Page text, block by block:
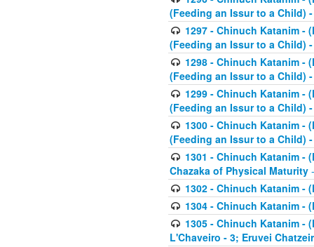
(Feeding an Issur to a Child)
1297 - Chinuch Katanim -
(Feeding an Issur to a Child)
1298 - Chinuch Katanim -
(Feeding an Issur to a Child)
1299 - Chinuch Katanim -
(Feeding an Issur to a Child)
1300 - Chinuch Katanim -
(Feeding an Issur to a Child)
1301 - Chinuch Katanim -
Chazaka of Physical Maturity
1302 - Chinuch Katanim -
1304 - Chinuch Katanim -
1305 - Chinuch Katanim -
L'Chaveiro - 3; Eruvei